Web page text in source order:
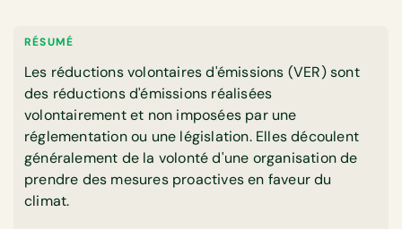
RÉSUMÉ
Les réductions volontaires d'émissions (VER) sont
des réductions d'émissions réalisées
volontairement et non imposées par une
réglementation ou une législation. Elles découlent
généralement de la volonté d'une organisation de
prendre des mesures proactives en faveur du
climat.